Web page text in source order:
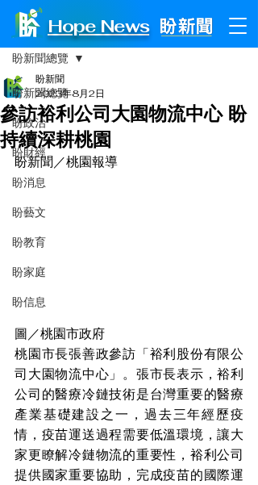
Hope News
文章
盼新聞總覽
盼政治
盼財經
盼消息
盼藝文
盼教育
盼家庭
盼信息
盼新聞總覽
參訪裕利公司大園物流中心 盼
持續深耕桃園
盼新聞
2023年8月2日
盼新聞／桃園報導
圖／桃園市政府
桃園市長張善政參訪「裕利股份有限公
司大園物流中心」。張市長表示，裕利
公司的醫療冷鏈技術是台灣重要的醫療
產業基礎建設之一，過去三年經歷疫
情，疫苗運送過程需要低溫環境，讓大
家更瞭解冷鏈物流的重要性，裕利公司
提供國家重要協助，完成疫苗的國際運